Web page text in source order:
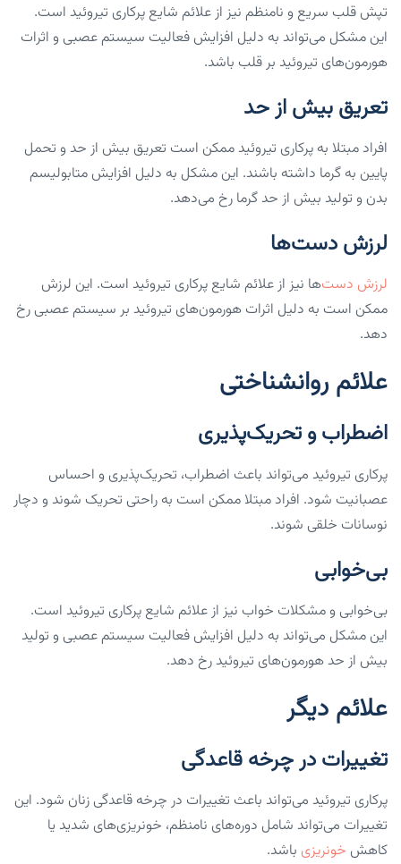
تپش قلب سریع و نامنظم نیز از علائم شایع پرکاری تیروئید است.
این مشکل می‌تواند به دلیل افزایش فعالیت سیستم عصبی و اثرات
هورمون‌های تیروئید بر قلب باشد.
تعریق بیش از حد
افراد مبتلا به پرکاری تیروئید ممکن است تعریق بیش از حد و تحمل
پایین به گرما داشته باشند. این مشکل به دلیل افزایش متابولیسم
بدن و تولید بیش از حد گرما رخ می‌دهد.
لرزش دست‌ها
لرزش دست‌ها نیز از علائم شایع پرکاری تیروئید است. این لرزش
ممکن است به دلیل اثرات هورمون‌های تیروئید بر سیستم عصبی رخ
دهد.
علائم روانشناختی
اضطراب و تحریک‌پذیری
پرکاری تیروئید می‌تواند باعث اضطراب، تحریک‌پذیری و احساس
عصبانیت شود. افراد مبتلا ممکن است به راحتی تحریک شوند و دچار
نوسانات خلقی شوند.
بی‌خوابی
بی‌خوابی و مشکلات خواب نیز از علائم شایع پرکاری تیروئید است.
این مشکل می‌تواند به دلیل افزایش فعالیت سیستم عصبی و تولید
بیش از حد هورمون‌های تیروئید رخ دهد.
علائم دیگر
تغییرات در چرخه قاعدگی
پرکاری تیروئید می‌تواند باعث تغییرات در چرخه قاعدگی زنان شود. این
تغییرات می‌تواند شامل دوره‌های نامنظم، خونریزی‌های شدید یا
کاهش خونریزی باشد.